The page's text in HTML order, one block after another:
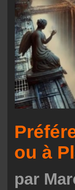
ou à
par